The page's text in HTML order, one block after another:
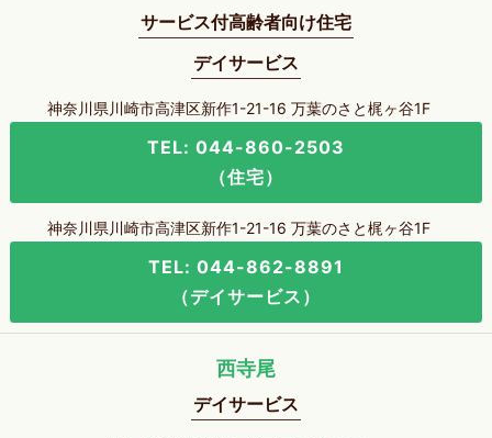
サービス付高齢者向け住宅
デイサービス
神奈川県川崎市高津区新作1-21-16 万葉のさと梶ヶ谷1F
TEL: 044-860-2503
（住宅）
神奈川県川崎市高津区新作1-21-16 万葉のさと梶ヶ谷1F
TEL: 044-862-8891
（デイサービス）
西寺尾
デイサービス